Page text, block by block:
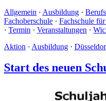
Allgemein · Ausbildung ·
Fachoberschule · Fachschule
· Termin · Veranstaltungen ·
Aktion · Ausbildung ·
Start des neuen